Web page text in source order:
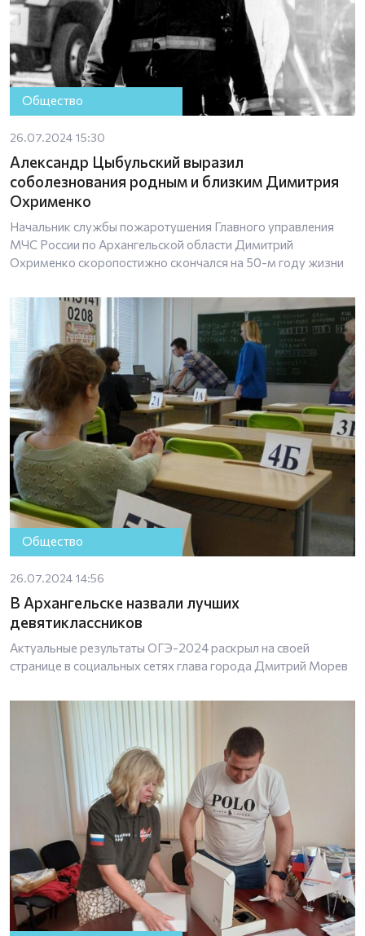
Общество
26.07.2024 15:30
Александр Цыбульский выразил
соболезнования родным и близким Димитрия
Охрименко
Начальник службы пожаротушения Главного управления
МЧС России по Архангельской области Димитрий
Охрименко скоропостижно скончался на 50-м году жизни
Общество
26.07.2024 14:56
В Архангельске назвали лучших
девятиклассников
Актуальные результаты ОГЭ-2024 раскрыл на своей
странице в социальных сетях глава города Дмитрий Морев